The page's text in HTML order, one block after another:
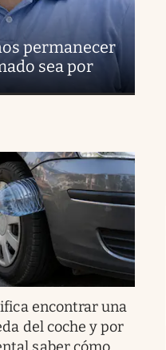
permanecer
sea por
encontrar una
del coche y por
saber cómo